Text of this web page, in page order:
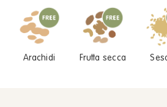
Arachidi Frutta secca